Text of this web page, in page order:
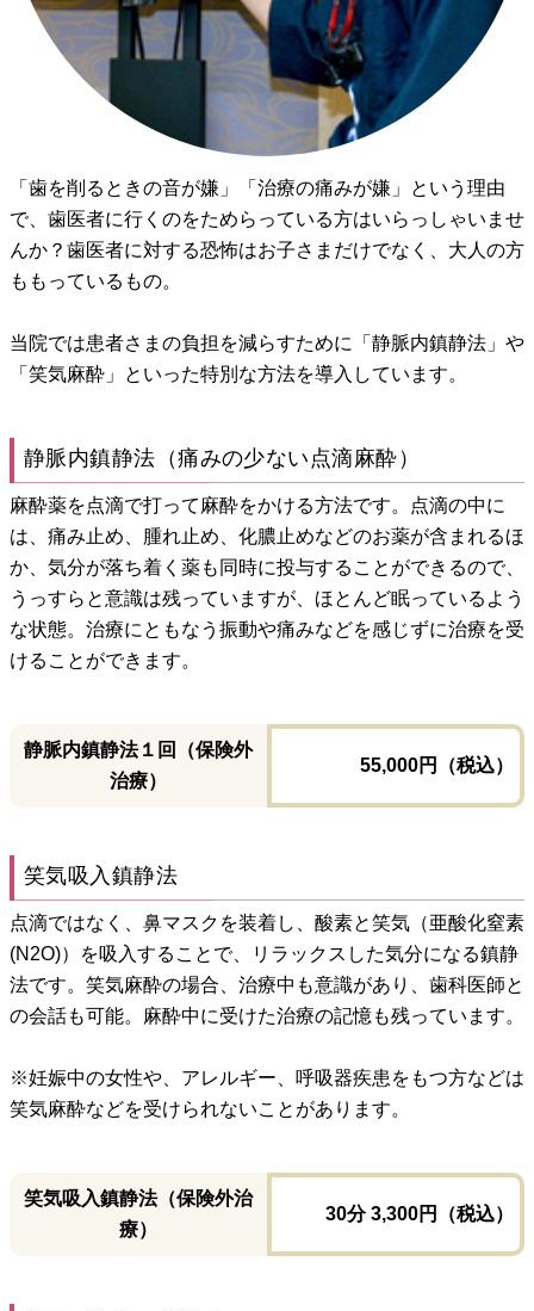
「歯を削るときの音が嫌」「治療の痛みが嫌」という理由
で、歯医者に行くのをためらっている方はいらっしゃいませ
んか？歯医者に対する恐怖はお子さまだけでなく、大人の方
ももっているもの。
当院では患者さまの負担を減らすために「静脈内鎮静法」や
「笑気麻酔」といった特別な方法を導入しています。
静脈内鎮静法（痛みの少ない点滴麻酔）
麻酔薬を点滴で打って麻酔をかける方法です。点滴の中に
は、痛み止め、腫れ止め、化膿止めなどのお薬が含まれるほ
か、気分が落ち着く薬も同時に投与することができるので、
うっすらと意識は残っていますが、ほとんど眠っているよう
な状態。治療にともなう振動や痛みなどを感じずに治療を受
けることができます。
静脈内鎮静法１回（保険外
治療）
55,000円（税込）
笑気吸入鎮静法
点滴ではなく、鼻マスクを装着し、酸素と笑気（亜酸化窒素
(N2O)）を吸入することで、リラックスした気分になる鎮静
法です。笑気麻酔の場合、治療中も意識があり、歯科医師と
の会話も可能。麻酔中に受けた治療の記憶も残っています。
※妊娠中の女性や、アレルギー、呼吸器疾患をもつ方などは
笑気麻酔などを受けられないことがあります。
笑気吸入鎮静法（保険外治
療）
30分 3,300円（税込）